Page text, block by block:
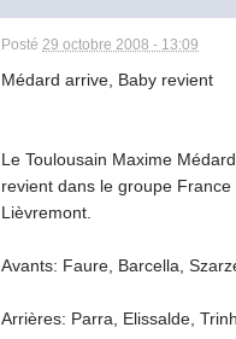
Posté29 octobre 2008 - 13:09
Médard arrive, Baby revient
Le Toulousain Maxime
revient dans le groupe
Lièvremont.
Avants: Faure, Barcella,
Arrières: Parra, Elissalde,